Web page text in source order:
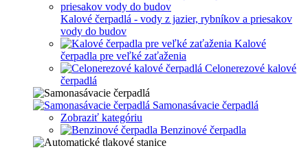
Kalové čerpadlá - vody z jazier, rybníkov a priesakov
vody do budov
Kalové
čerpadla pre veľké zaťaženia
Celonerezové kalové
čerpadlá
Samonasávacie čerpadlá
Zobraziť kategóriu
Benzinové čerpadla